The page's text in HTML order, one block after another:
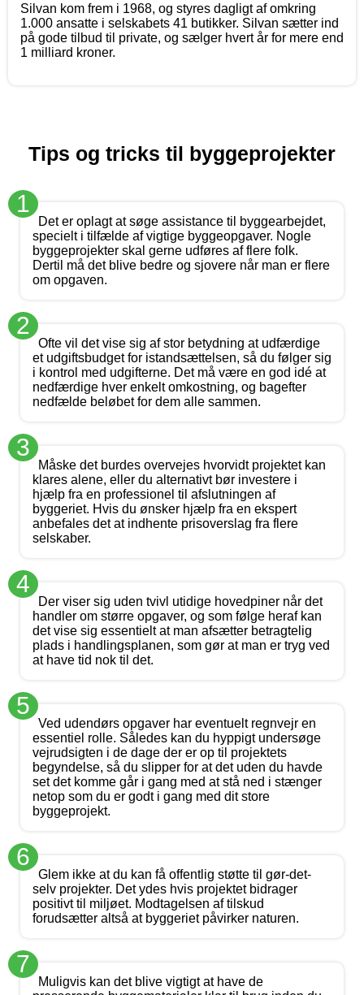
Silvan kom frem i 1968, og styres dagligt af omkring
1.000 ansatte i selskabets 41 butikker. Silvan sætter ind
på gode tilbud til private, og sælger hvert år for mere end
1 milliard kroner.
Tips og tricks til byggeprojekter
1
Det er oplagt at søge assistance til byggearbejdet,
specielt i tilfælde af vigtige byggeopgaver. Nogle
byggeprojekter skal gerne udføres af flere folk.
Dertil må det blive bedre og sjovere når man er flere
om opgaven.
2
Ofte vil det vise sig af stor betydning at udfærdige
et udgiftsbudget for istandsættelsen, så du følger sig
i kontrol med udgifterne. Det må være en god idé at
nedfærdige hver enkelt omkostning, og bagefter
nedfælde beløbet for dem alle sammen.
3
Måske det burdes overvejes hvorvidt projektet kan
klares alene, eller du alternativt bør investere i
hjælp fra en professionel til afslutningen af
byggeriet. Hvis du ønsker hjælp fra en ekspert
anbefales det at indhente prisoverslag fra flere
selskaber.
4
Der viser sig uden tvivl utidige hovedpiner når det
handler om større opgaver, og som følge heraf kan
det vise sig essentielt at man afsætter betragtelig
plads i handlingsplanen, som gør at man er tryg ved
at have tid nok til det.
5
Ved udendørs opgaver har eventuelt regnvejr en
essentiel rolle. Således kan du hyppigt undersøge
vejrudsigten i de dage der er op til projektets
begyndelse, så du slipper for at det uden du havde
set det komme går i gang med at stå ned i stænger
netop som du er godt i gang med dit store
byggeprojekt.
6
Glem ikke at du kan få offentlig støtte til gør-det-
selv projekter. Det ydes hvis projektet bidrager
positivt til miljøet. Modtagelsen af tilskud
forudsætter altså at byggeriet påvirker naturen.
7
Muligvis kan det blive vigtigt at have de